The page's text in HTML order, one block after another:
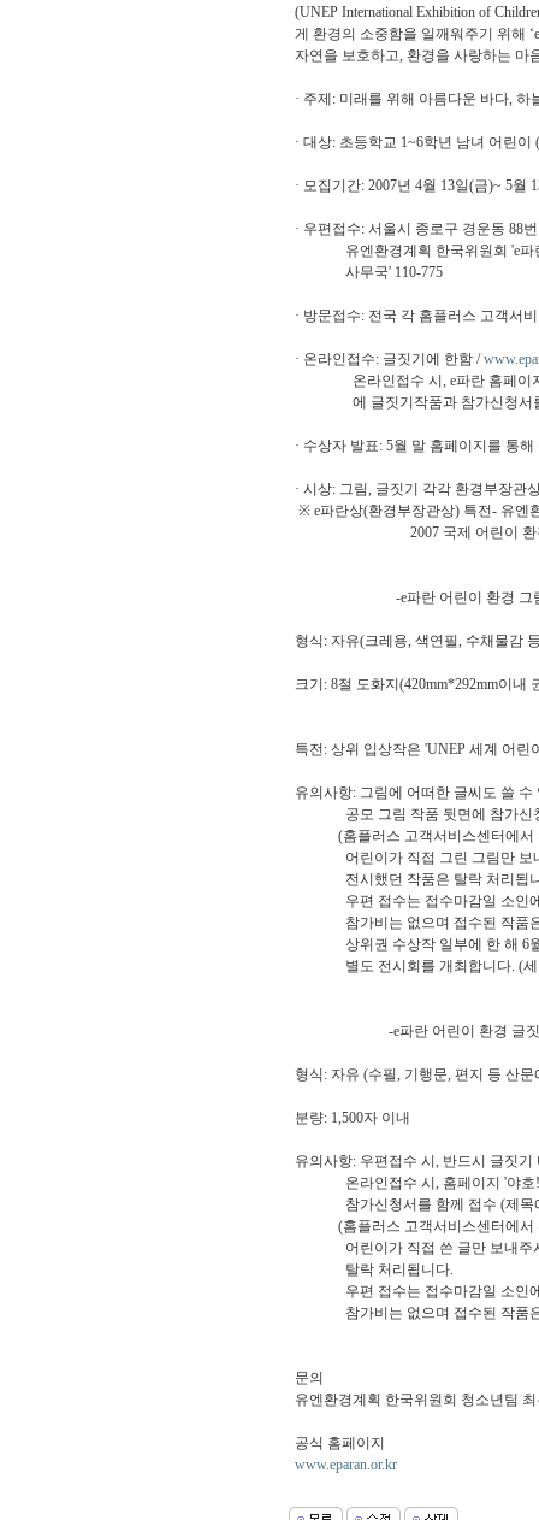
(UNEP International Exhibition of
게 환경의 소중함을 일깨워주기 위해
자연을 보호하고, 환경을 사랑하는 마
· 주제: 미래를 위해 아름다운 바다, 하
· 대상: 초등학교 1~6학년 남녀 어린이
· 모집기간: 2007년 4월 13일(금)~ 5월
· 우편접수: 서울시 종로구 경운동 88
유엔환경계획 한국위원회 'e파란
사무국' 110-775
· 방문접수: 전국 각 홈플러스 고객서
· 온라인접수: 글짓기에 한함 /
온라인접수 시, e파란 홈페이지 '
에 글짓기작품과 참가신청서를
· 수상자 발표: 5월 말 홈페이지를 통
· 시상: 그림, 글짓기 각각 환경부장관
※ e파란상(환경부장관상) 특전- 유엔
2007 국제 어린이 환경 탐
-e파란 어린이 환경 그림
형식: 자유(크레용, 색연필, 수채물감
크기: 8절 도화지(420mm*292mm이내
특전: 상위 입상작은 'UNEP 세계 어
유의사항: 그림에 어떠한 글씨도 쓸
공모 그림 작품 뒷면에 참가신청
(홈플러스 고객서비스센터에서 수
어린이가 직접 그린 그림만 보내
전시했던 작품은 탈락 처리됩
우편 접수는 접수마감일 소인에
참가비는 없으며 접수된 작품은
상위권 수상작 일부에 한 해 6월
별도 전시회를 개최합니다. (세
-e파란 어린이 환경 글짓기
형식: 자유 (수필, 기행문, 편지 등 산문
분량: 1,500자 이내
유의사항: 우편접수 시, 반드시 글짓
온라인접수 시, 홈페이지 '야호! e
참가신청서를 함께 접수 (제목에
(홈플러스 고객서비스센터에서 수
어린이가 직접 쓴 글만 보내주시
탈락 처리됩니다.
우편 접수는 접수마감일 소인
참가비는 없으며 접수된 작품은
문의
유엔환경계획 한국위원회 청소년팀
공식 홈페이지
www.eparan.or.kr